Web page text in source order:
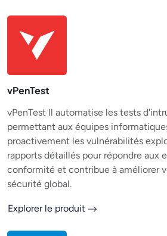
vPenTest
vPenTest Il automatise les tests
permettant aux équipes
proactivement les vulnérabilités
rapports détaillés pour répondre aux
conformité et contribue à améliorer
sécurité global.
Explorer le produit